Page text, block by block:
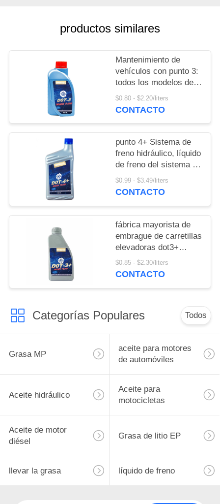
PRIVACY
POLICY
productos similares
Mantenimiento de
vehículos con punto 3:
todos los modelos de
líquido de frenos y
líquido de embrague
$0.80 - $2.20/liters
CONTACTO
punto 4+ Sistema de
freno hidráulico, líquido
de freno del sistema de
embrague
$0.99 - $3.49/liters
CONTACTO
fábrica mayorista de
embrague de carretillas
elevadoras dot3+
líquido de freno de
aceite sintético
$0.85 - $2.30/liters
CONTACTO
Categorías Populares Todos
Grasa MP
aceite para motores
de automóviles
Aceite hidráulico
Aceite para
motocicletas
Aceite de motor
diésel
Grasa de litio EP
llevar la grasa líquido de freno